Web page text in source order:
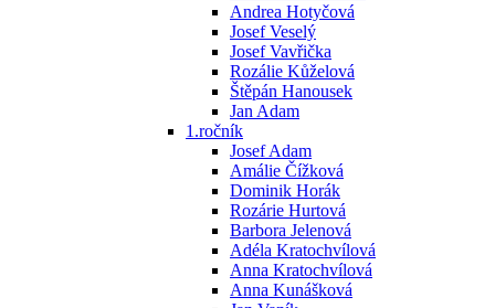
Andrea Hotyčová
Josef Veselý
Josef Vavřička
Rozálie Kůželová
Štěpán Hanousek
Jan Adam
1.ročník
Josef Adam
Amálie Čížková
Dominik Horák
Rozárie Hurtová
Barbora Jelenová
Adéla Kratochvílová
Anna Kratochvílová
Anna Kunášková